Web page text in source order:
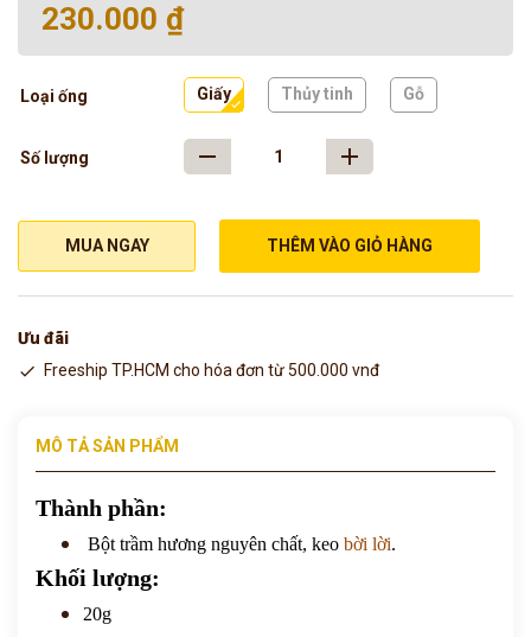
230.000 ₫
Loại ống Giấy Thủy tinh Gỗ
Số lượng
MUA NGAY THÊM VÀO GIỎ HÀNG
Ưu đãi
Freeship TP.HCM cho hóa đơn từ 500.000 vnđ
MÔ TẢ SẢN PHẨM
Thành phần:
Bột trầm hương nguyên chất, keo bời lời.
Khối lượng:
20g